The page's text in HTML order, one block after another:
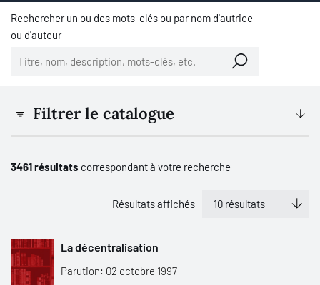
Rechercher un ou des mots-clés ou par nom d'autrice
ou d'auteur
Filtrer le catalogue
3461 résultats correspondant à votre recherche
Résultats affichés
La décentralisation
Parution: 02 octobre 1997